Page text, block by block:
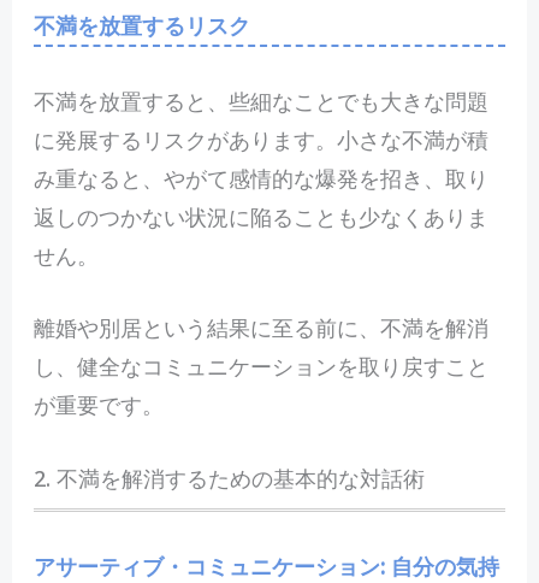
不満を放置するリスク
不満を放置すると、些細なことでも大きな問題
に発展するリスクがあります。小さな不満が積
み重なると、やがて感情的な爆発を招き、取り
返しのつかない状況に陥ることも少なくありま
せん。
離婚や別居という結果に至る前に、不満を解消
し、健全なコミュニケーションを取り戻すこと
が重要です。
2. 不満を解消するための基本的な対話術
アサーティブ・コミュニケーション: 自分の気持